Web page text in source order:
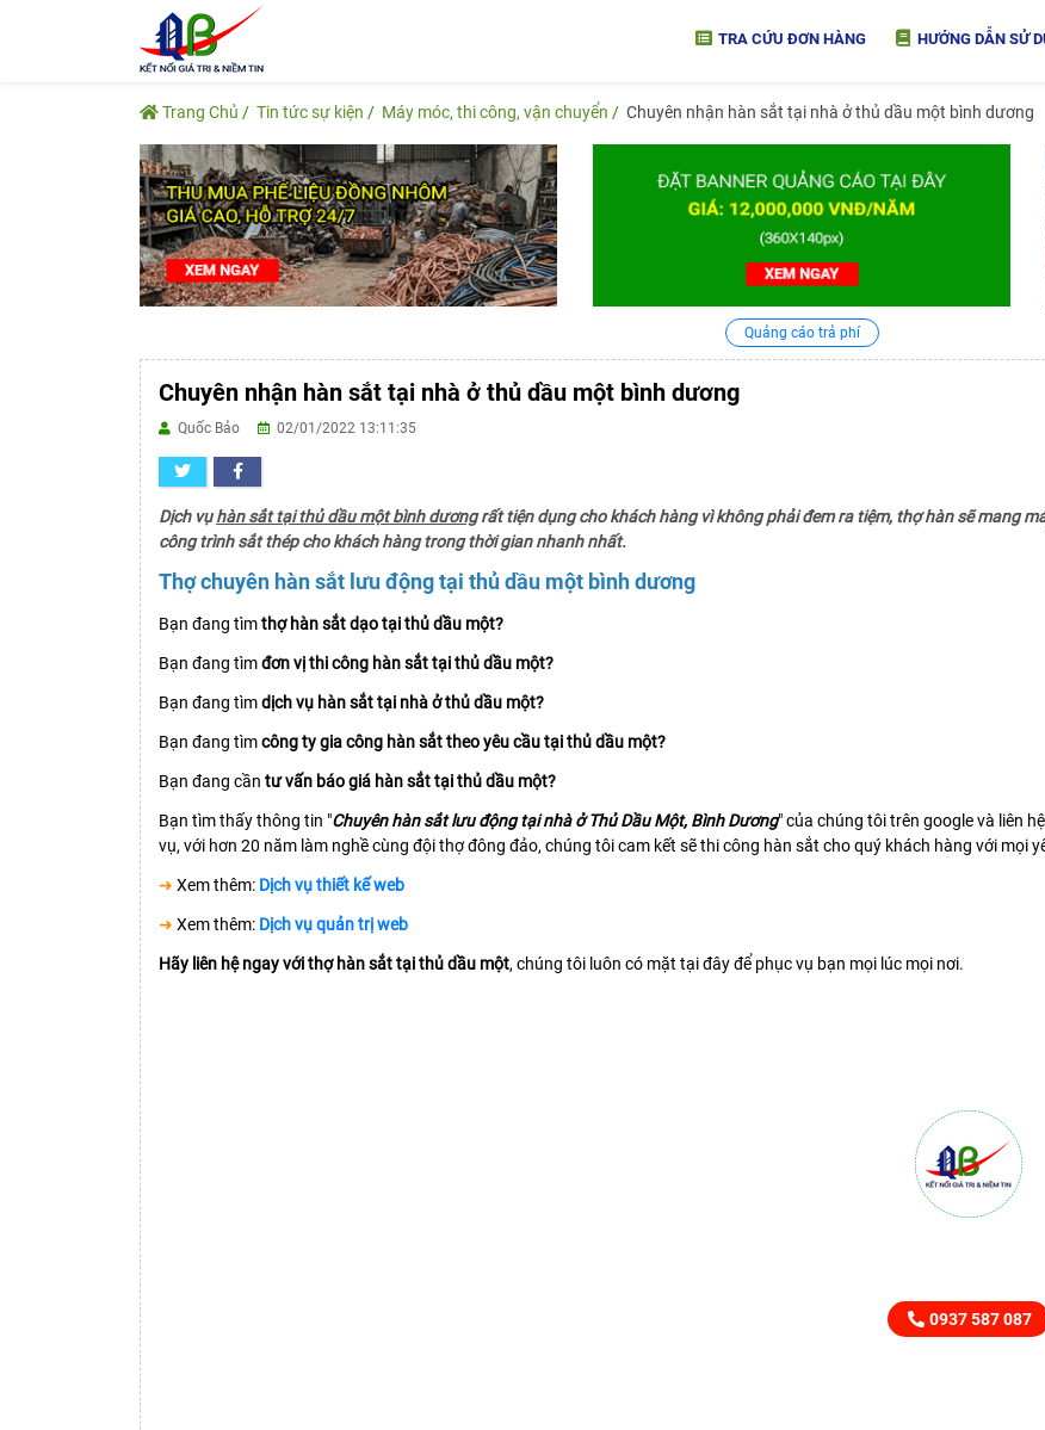
TRA CỨU ĐƠN HÀNG HƯỚNG DẪN SỬ
Trang Chủ Tin tức sự kiện Máy móc, thi công, vận chuyển Chuyên nhận hàn sắt tại nhà ở thủ dầu một bình dương
Quảng cáo trả phí
Chuyên nhận hàn sắt tại nhà ở thủ dầu một bình dương
Quốc Bảo 02/01/2022 13:11:35
Dịch vụhàn sắt tại thủ dầu một bình dươngrất tiện dụng cho khách hàng vì không phải đem ra tiệm, thợ hàn sẽ mang
công trình sắt thép cho khách hàng trong thời gian nhanh nhất.
Thợ chuyên hàn sắt lưu động tại thủ dầu một bình dương
Bạn đang tìmthợ hàn sắt dạo tại thủ dầu một?
Bạn đang tìmđơn vị thi công hàn sắt tại thủ dầu một?
Bạn đang tìmdịch vụ hàn sắt tại nhà ở thủ dầu một?
Bạn đang tìmcông ty gia công hàn sắt theo yêu cầu tại thủ dầu một?
Bạn đang cần tư vấn báo giá hàn sắt tại thủ dầu một?
Bạn tìm thấy thông tin "Chuyên hàn sắt lưu động tại nhà ở Thủ Dầu Một, Bình Dương" của chúng tôi trên google và liên
vụ, với hơn 20 năm làm nghề cùng đội thợ đông đảo, chúng tôi cam kết sẽ thi công hàn sắt cho quý khách hàng với mọi
➜ Xem thêm: Dịch vụ thiết kế web
➜ Xem thêm: Dịch vụ quản trị web
Hãy liên hệ ngay với thợ hàn sắt tại thủ dầu một, chúng tôi luôn có mặt tại đây để phục vụ bạn mọi lúc mọi nơi.
0937 587 087